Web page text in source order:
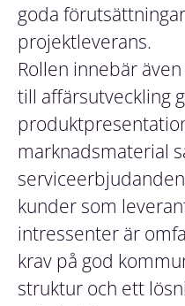
goda
projektleverans.
Rollen innebär
till affärsutveckling
marknadsmaterial
kunder som
intressenter är
krav på god
struktur och ett